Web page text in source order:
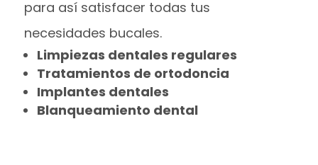
para así satisfacer todas tus
necesidades bucales.
Limpiezas dentales regulares
Tratamientos de ortodoncia
Implantes dentales
Blanqueamiento dental